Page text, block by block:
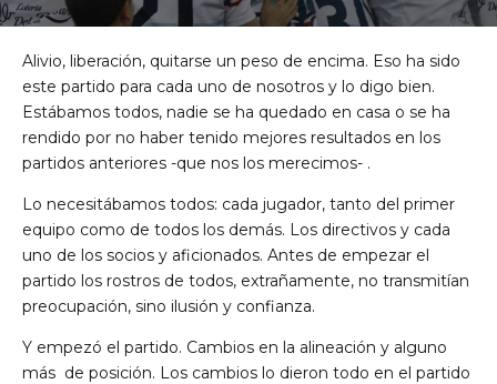
Alivio, liberación, quitarse un peso de encima. Eso ha sido
este partido para cada uno de nosotros y lo digo bien.
Estábamos todos, nadie se ha quedado en casa o se ha
rendido por no haber tenido mejores resultados en los
partidos anteriores -que nos los merecimos- .
Lo necesitábamos todos: cada jugador, tanto del primer
equipo como de todos los demás. Los directivos y cada
uno de los socios y aficionados. Antes de empezar el
partido los rostros de todos, extrañamente, no transmitían
preocupación, sino ilusión y confianza.
Y empezó el partido. Cambios en la alineación y alguno
más de posición. Los cambios lo dieron todo en el partido